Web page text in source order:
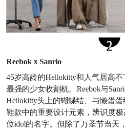
Reebok x Sanrio
45岁高龄的Hellokitty和人气居高
最强的少女收割机。Reebok与
Hellokitty头上的蝴蝶结、与懒蛋
鞋款中的重要设计元素，辨识度
位idol的名字。但除了万圣节当